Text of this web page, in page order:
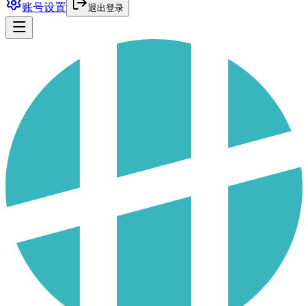
账号设置
退出登录